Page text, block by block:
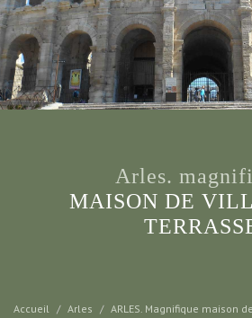
arles.
MAISON DE
Accueil Arles ARLES. Magnifique maison